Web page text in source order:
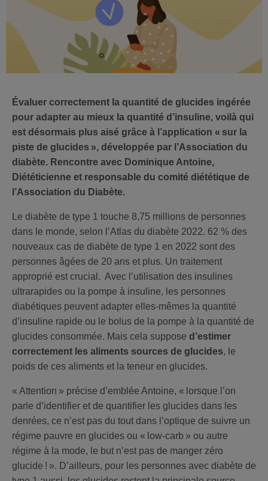
Évaluer correctement la quantité de glucides ingérée
pour adapter au mieux la quantité d’insuline, voilà qui
est désormais plus aisé grâce à l’application « sur la
piste de glucides », développée par l’Association du
diabète. Rencontre avec Dominique Antoine,
Diététicienne et responsable du comité diététique de
l’Association du Diabète.
Le diabète de type 1 touche 8,75 millions de personnes
dans le monde, selon l’Atlas du diabète 2022. 62 % des
nouveaux cas de diabète de type 1 en 2022 sont des
personnes âgées de 20 ans et plus. Un traitement
approprié est crucial. Avec l’utilisation des insulines
ultrarapides ou la pompe à insuline, les personnes
diabétiques peuvent adapter elles-mêmes la quantité
d’insuline rapide ou le bolus de la pompe à la quantité de
glucides consommée. Mais cela suppose d’estimer
correctement les aliments sources de glucides, le
poids de ces aliments et la teneur en glucides.
« Attention » précise d’emblée Antoine, « lorsque l’on
parle d’identifier et de quantifier les glucides dans les
denrées, ce n’est pas du tout dans l’optique de suivre un
régime pauvre en glucides ou « low-carb » ou autre
régime à la mode, le but n’est pas de manger zéro
glucide ! ». D’ailleurs, pour les personnes avec diabète de